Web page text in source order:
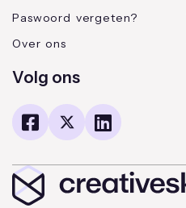
Paswoord vergeten?
Over ons
Volg ons